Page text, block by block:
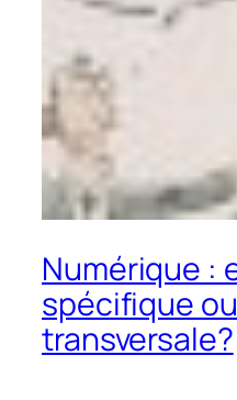
Numérique :
spécifique
transversale?